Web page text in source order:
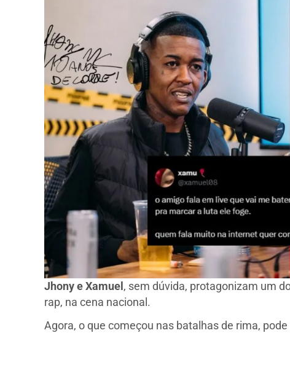
Jhony e Xamuel , sem dúvida, protagonizam um
rap, na cena nacional.
Agora, o que começou nas batalhas de rima,